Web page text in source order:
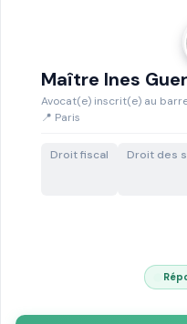
Maître Ines
Avocat(e) inscrit(e) au
📍 Paris
Droit fiscal Droit des